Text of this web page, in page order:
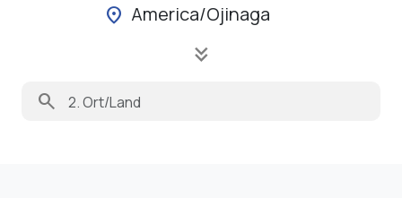
location_on America/Ojinaga
keyboard_double_arrow_down
search